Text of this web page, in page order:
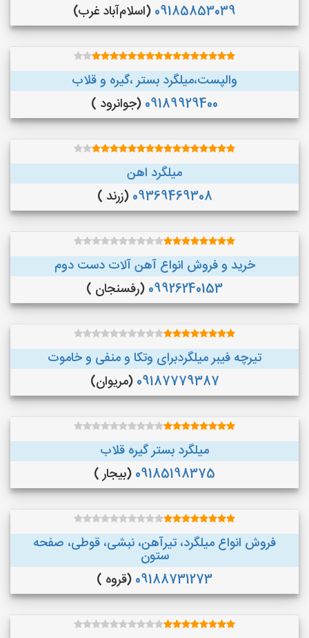
09185853039 (اسلام‌آباد غرب)
والپست،میلگرد بستر ،گیره و قلاب
09189929400 (جوانرود )
میلگرد اهن
09369469308 (زرند )
خرید و فروش انواع آهن آلات دست دوم
09926240153 (رفسنجان )
تیرچه فیبر میلگردبرای وتکا و منفی و خاموت
09187779387 (مریوان)
میلگرد بستر گیره قلاب
09185198375 (بیجار )
فروش انواع میلگرد، تیرآهن، نبشی، قوطی، صفحه
ستون
09188731273 (قروه )